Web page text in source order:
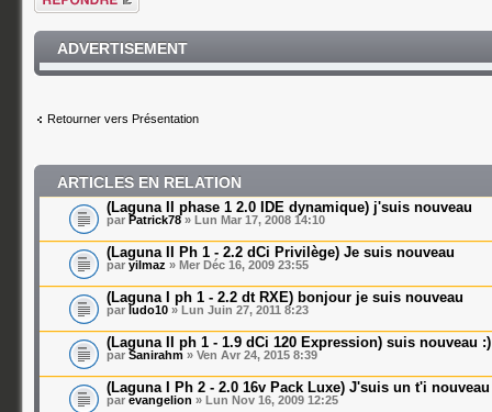
ADVERTISEMENT
Retourner vers Présentation
ARTICLES EN RELATION
(Laguna II phase 1 2.0 IDE dynamique) j'suis nouveau
par Patrick78» Lun Mar 17, 2008 14:10
(Laguna II Ph 1 - 2.2 dCi Privilège) Je suis nouveau
paryilmaz » Mer Déc 16, 2009 23:55
(Laguna I ph 1 - 2.2 dt RXE) bonjour je suis nouveau
par ludo10 » Lun Juin 27, 2011 8:23
(Laguna II ph 1 - 1.9 dCi 120 Expression) suis nouveau :)
parSanirahm » Ven Avr 24, 2015 8:39
(Laguna I Ph 2 - 2.0 16v Pack Luxe) J'suis un t'i nouveau
parevangelion » Lun Nov 16, 2009 12:25